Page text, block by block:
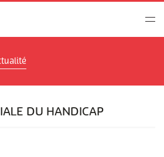
DU HANDICAP